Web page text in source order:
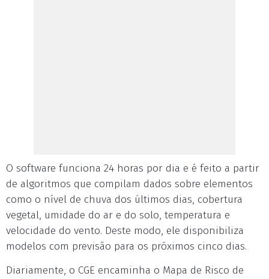
O software funciona 24 horas por dia e é feito a partir
de algoritmos que compilam dados sobre elementos
como o nível de chuva dos últimos dias, cobertura
vegetal, umidade do ar e do solo, temperatura e
velocidade do vento. Deste modo, ele disponibiliza
modelos com previsão para os próximos cinco dias.
Diariamente, o CGE encaminha o Mapa de Risco de